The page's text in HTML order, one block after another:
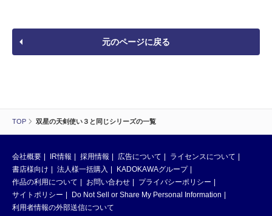
TOP 双星の天剣使い３と同じシリーズの一覧
元のページに戻る
会社概要 IR情報 採用情報 広告について
ライセンスについて
書店様向け
法人様一括購入
KADOKAWAグループ
作品の利用について
お問い合わせ
プライバシーポリシー
サイトポリシー
Do Not Sell or Share My Personal Information
利用者情報の外部送信について